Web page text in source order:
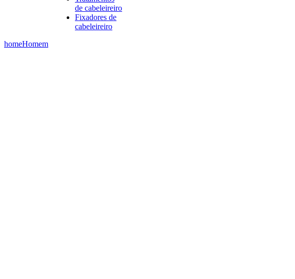
de cabeleireiro
Fixadores de
cabeleireiro
homeHomem